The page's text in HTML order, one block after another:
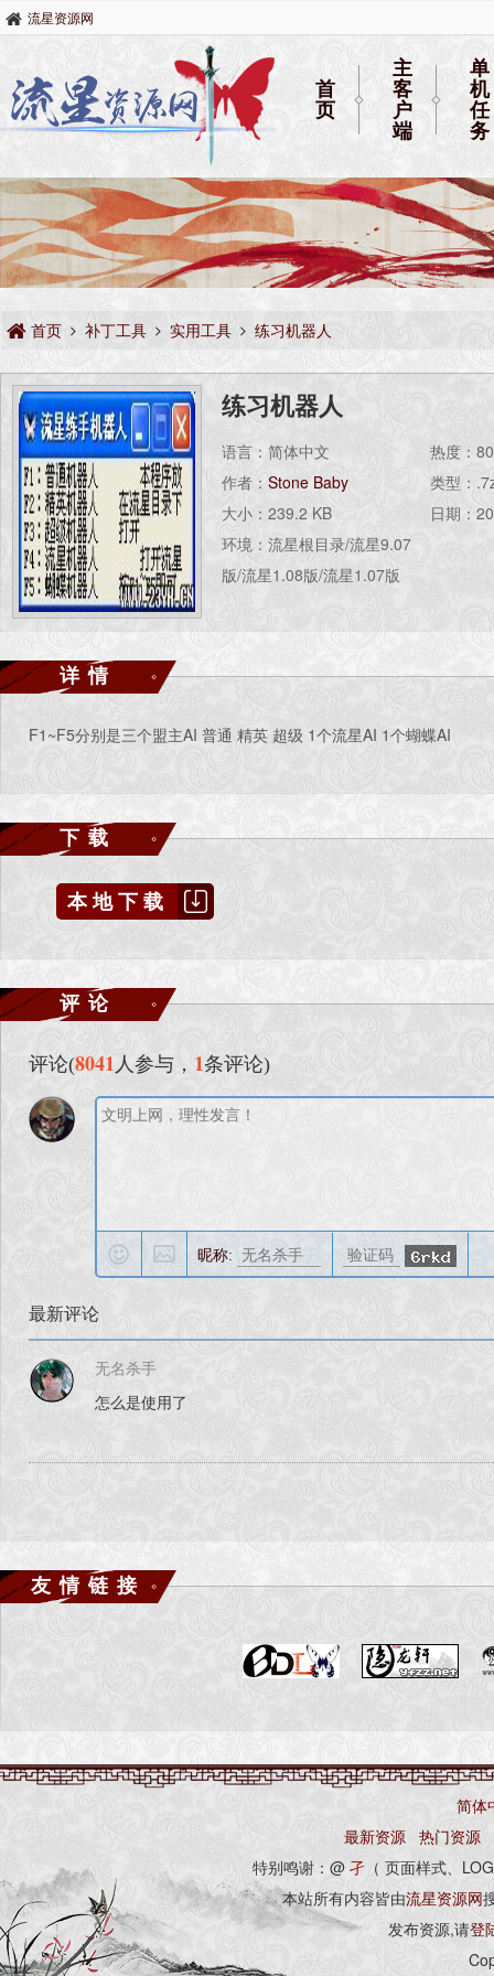
流星资源网
首
页
主
客
户
端
单
机
任
务
首页 补丁工具 实用工具 练习机器人
练习机器人
语言：简体中文
作者： Stone Baby
大小：239.2 KB
环境：流星根目录/流星9.07
版/流星1.08版/流星1.07版
热度：
类型：
日期：
详情
F1~F5分别是三个盟主AI 普通 精英 超级 1个流星AI 1个蝴蝶AI
下载
本地下载
评论
评论(8041 人参与， 1条评论)
昵称:
最新评论
无名杀手
怎么是使用了
友情链接
简体
最新资源 热门资源
特别鸣谢：@ 孑 （ 页面样式、
本站所有内容皆由流星资源网
发布资源,请登